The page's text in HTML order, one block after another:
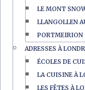
LE MONT
LLANGOLLEN
PORTMEIRION
ADRESSES À
ÉCOLES DE
LA CUISINE À
LES FÊTES À